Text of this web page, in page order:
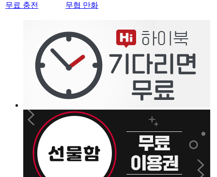
무료 충전
무협 만화